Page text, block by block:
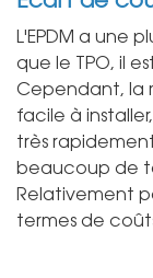
L'EPDM a une
que le TPO, il
Cependant, la
facile à
très
beaucoup de
Relativement
termes de